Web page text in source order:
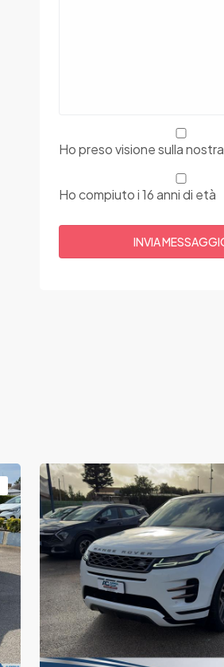
Ho preso visione sulla nostra
Ho compiuto i 16 anni di età